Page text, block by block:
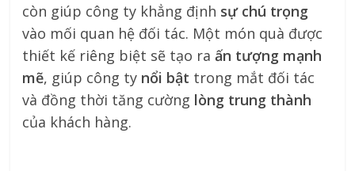
còn giúp công ty khẳng định sự chú trọng
vào mối quan hệ đối tác. Một món quà được
thiết kế riêng biệt sẽ tạo raấn tượng mạnh
mẽ, giúp công ty nổi bật trong mắt đối tác
và đồng thời tăng cường lòng trung thành
của khách hàng.